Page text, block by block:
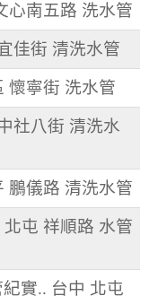
心南五路 洗水管
佳街 清洗水管
懷寧街 洗水管
社八街 清洗水
鵬儀路 清洗水管
屯 祥順路 水管
實.. 台中 北屯